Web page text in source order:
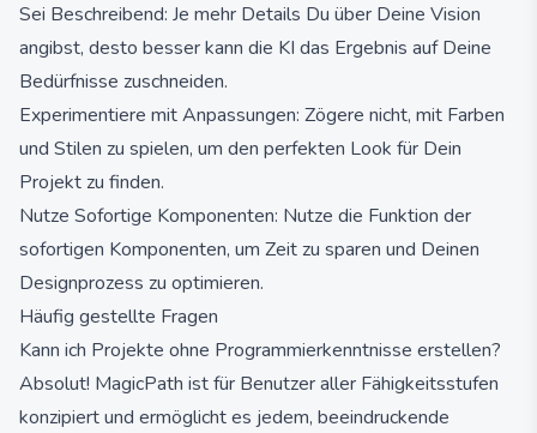
Sei Beschreibend: Je mehr Details Du über Deine Vision
angibst, desto besser kann die KI das Ergebnis auf Deine
Bedürfnisse zuschneiden.
Experimentiere mit Anpassungen: Zögere nicht, mit Farben
und Stilen zu spielen, um den perfekten Look für Dein
Projekt zu finden.
Nutze Sofortige Komponenten: Nutze die Funktion der
sofortigen Komponenten, um Zeit zu sparen und Deinen
Designprozess zu optimieren.
Häufig gestellte Fragen
Kann ich Projekte ohne Programmierkenntnisse erstellen?
Absolut! MagicPath ist für Benutzer aller Fähigkeitsstufen
konzipiert und ermöglicht es jedem, beeindruckende